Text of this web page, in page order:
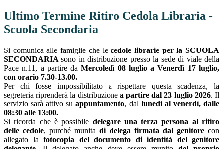
Ultimo Termine Ritiro Cedola Libraria -
Scuola Secondaria
Si comunica alle famiglie che lecedole librarie per la SCUOLA
SECONDARIAsono in distribuzione presso la sede di viale della
Pace n.11, a partire daMercoledì 08 luglio a Venerdì 17 luglio,
con orario 7.30-13.00.
Per chi fosse impossibilitato a rispettare questa scadenza, la
segreteria riprenderà la distribuzione a partire dal 23 luglio 2026. Il
servizio sarà attivo suappuntamento, dal lunedì al venerdì, dalle
08:30 alle 13:00.
Si ricorda che è possibile delegare una terza persona al ritiro
delle cedole, purché munita di delega firmata dal genitore con
allegato la fotocopia del documento di identità del genitore